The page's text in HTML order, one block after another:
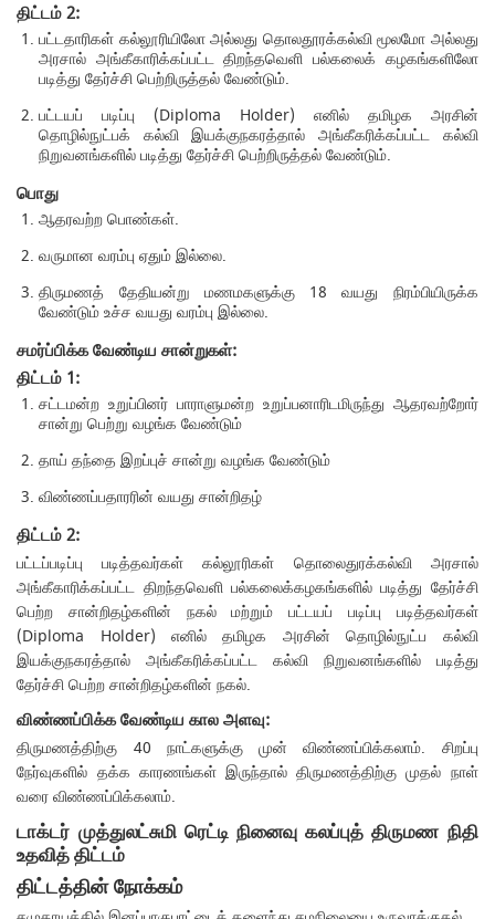
திட்டம் 2:
பட்டதாரிகள் கல்லூரியிலோ அல்லது தொலதூரக்கல்வி மூலமோ அல்லது
அரசால் அங்கீகாரிக்கப்பட்ட திறந்தவெளி பல்கலைக் கழகங்களிலோ
படித்து தேர்ச்சி பெற்றிருத்தல் வேண்டும்.
பட்டயப் படிப்பு (Diploma Holder) எனில் தமிழக அரசின்
தொழில்நுட்பக் கல்வி இயக்குநகரத்தால் அங்கீகரிக்கப்பட்ட கல்வி
நிறுவனங்களில் படித்து தேர்ச்சி பெற்றிருத்தல் வேண்டும்.
பொது
ஆதரவற்ற பொண்கள்.
வருமான வரம்பு ஏதும் இல்லை.
திருமணத் தேதியன்று மணமகளுக்கு 18 வயது நிரம்பியிருக்க
வேண்டும் உச்ச வயது வரம்பு இல்லை.
சமர்ப்பிக்க வேண்டிய சான்றுகள்:
திட்டம் 1:
சட்டமன்ற உறுப்பினர் பாராளுமன்ற உறுப்பனாரிடமிருந்து ஆதரவற்றோர்
சான்று பெற்று வழங்க வேண்டும்
தாய் தந்தை இறப்புச் சான்று வழங்க வேண்டும்
விண்ணப்பதாரரின் வயது சான்றிதழ்
திட்டம் 2:
பட்டப்படிப்பு படித்தவர்கள் கல்லூரிகள் தொலைதுரக்கல்வி அரசால்
அங்கீகாரிக்கப்பட்ட திறந்தவெளி பல்கலைக்கழகங்களில் படித்து தேர்ச்சி
பெற்ற சான்றிதழ்களின் நகல் மற்றும் பட்டயப் படிப்பு படித்தவர்கள்
(Diploma Holder) எனில் தமிழக அரசின் தொழில்நுட்ப கல்வி
இயக்குநகரத்தால் அங்கீகரிக்கப்பட்ட கல்வி நிறுவனங்களில் படித்து
தேர்ச்சி பெற்ற சான்றிதழ்களின் நகல்.
விண்ணப்பிக்க வேண்டிய கால அளவு:
திருமணத்திற்கு 40 நாட்களுக்கு முன் விண்ணப்பிக்கலாம். சிறப்பு
நேர்வுகளில் தக்க காரணங்கள் இருந்தால் திருமணத்திற்கு முதல் நாள்
வரை விண்ணப்பிக்கலாம்.
டாக்டர் முத்துலட்சுமி ரெட்டி நினைவு கலப்புத் திருமண நிதி
உதவித் திட்டம்
திட்டத்தின் நோக்கம்